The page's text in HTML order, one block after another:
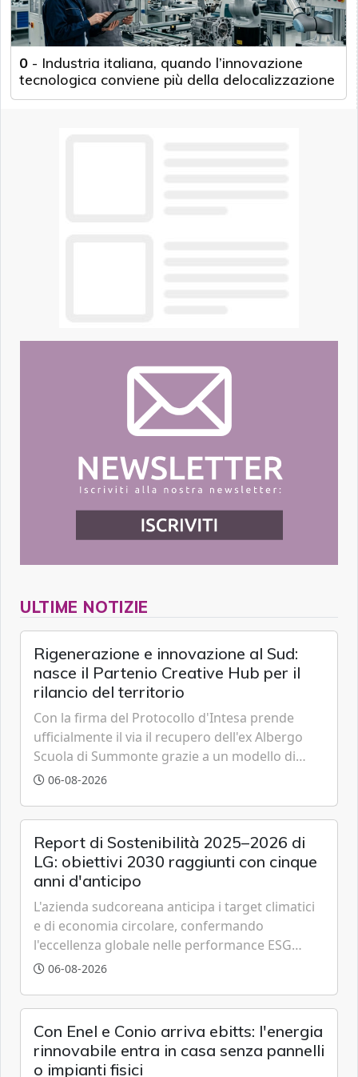
0 - Industria italiana, quando l’innovazione
tecnologica conviene più della delocalizzazione
ULTIME NOTIZIE
Rigenerazione e innovazione al Sud:
nasce il Partenio Creative Hub per il
rilancio del territorio
Con la firma del Protocollo d'Intesa prende
ufficialmente il via il recupero dell'ex Albergo
Scuola di Summonte grazie a un modello di
partenariato pubblico-privato e a una rete di
06-08-2026
Report di Sostenibilità 2025–2026 di
LG: obiettivi 2030 raggiunti con cinque
anni d'anticipo
L'azienda sudcoreana anticipa i target climatici
e di economia circolare, confermando
l'eccellenza globale nelle performance ESG
grazie a innovazione, accessibilità e governance
06-08-2026
Con Enel e Conio arriva ebitts: l'energia
rinnovabile entra in casa senza pannelli
o impianti fisici